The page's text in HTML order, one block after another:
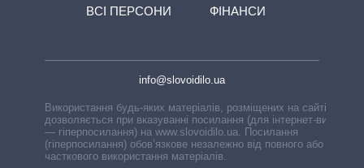
ВСІ ПЕРСОНИ
ФІНАНСИ
info@slovoidilo.ua
Використання будь-яких матеріалів, розміщених на сайті,
дозволяється при вказуванні посилання (для інтернет-видань
— гіперпосилання) на www.slovoidilo.ua. Посилання
(гіперпосилання) обов’язкове незалежно від повного або
часткового використання матеріалів.